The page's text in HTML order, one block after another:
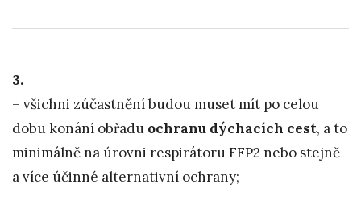
3.
– všichni zúčastnění budou muset mít po celou
dobu konání obřadu ochranu dýchacích cest, a to
minimálně na úrovni respirátoru FFP2 nebo stejně
a více účinné alternativní ochrany;